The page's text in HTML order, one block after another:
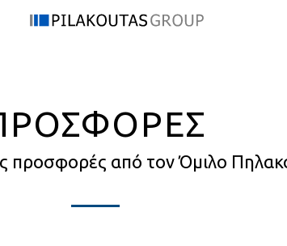
προσφορές από τον Όμιλο